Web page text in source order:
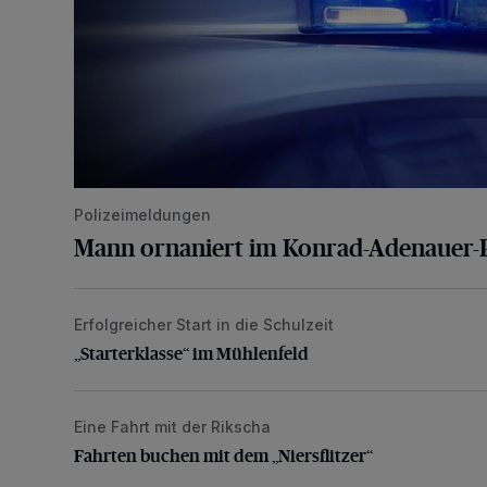
Polizeimeldungen
Mann ornaniert im Konrad-Adenauer-
„Starterklasse“ im Mühlenfeld
Erfolgreicher Start in die Schulzeit
„Starterklasse“ im Mühlenfeld
Fahrten buchen mit dem „Niersflitzer“
Eine Fahrt mit der Rikscha
Fahrten buchen mit dem „Niersflitzer“